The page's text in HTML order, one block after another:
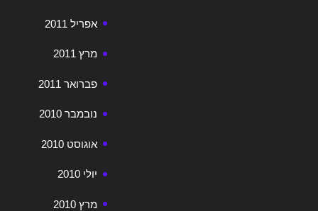
אפריל 2011
מרץ 2011
פברואר 2011
נובמבר 2010
אוגוסט 2010
יולי 2010
מרץ 2010